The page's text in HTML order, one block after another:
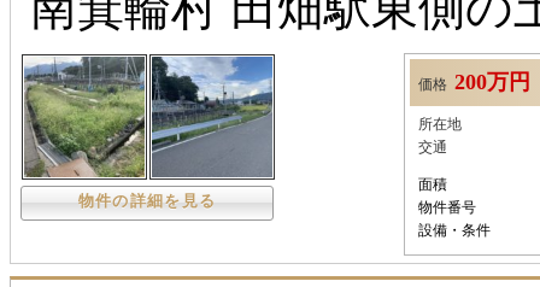
物件の詳細を見る
価格 200万円
所在地
交通
面積
物件番号
設備・条件